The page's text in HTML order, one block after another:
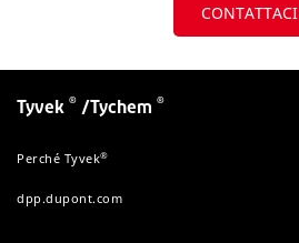
CONTATTACI
Tyvek ® /Tychem ®
Perché Tyvek®
dpp.dupont.com